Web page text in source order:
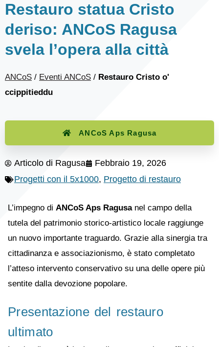
Restauro statua Cristo
deriso: ANCoS Ragusa
svela l’opera alla città
ANCoS / Eventi ANCoS / Restauro Cristo o'
ccippitieddu
ANCoS Aps Ragusa
Articolo di Ragusa
Febbraio 19, 2026
Progetti con il 5x1000, Progetto di restauro
L’impegno di ANCoS Aps Ragusanel campo della
tutela del patrimonio storico-artistico locale raggiunge
un nuovo importante traguardo. Grazie alla sinergia tra
cittadinanza e associazionismo, è stato completato
l’atteso intervento conservativo su una delle opere più
sentite dalla devozione popolare.
Presentazione del restauro
ultimato